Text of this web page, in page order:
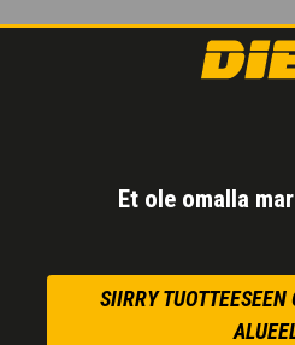
Et ole omalla
SIIRRY